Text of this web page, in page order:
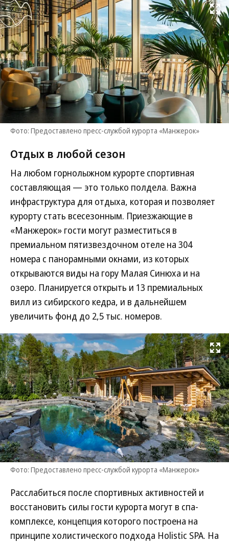
Развернуть
Фото: Предоставлено пресс-службой курорта «Манжерок»
Отдых в любой сезон
На любом горнолыжном курорте спортивная
составляющая — это только полдела. Важна
инфраструктура для отдыха, которая и позволяет
курорту стать всесезонным. Приезжающие в
«Манжерок» гости могут разместиться в
премиальном пятизвездочном отеле на 304
номера с панорамными окнами, из которых
открываются виды на гору Малая Синюха и на
озеро. Планируется открыть и 13 премиальных
вилл из сибирского кедра, и в дальнейшем
увеличить фонд до 2,5 тыс. номеров.
Развернуть
Фото: Предоставлено пресс-службой курорта «Манжерок»
Расслабиться после спортивных активностей и
восстановить силы гости курорта могут в спа-
комплексе, концепция которого построена на
принципе холистического подхода Holistic SPA. На